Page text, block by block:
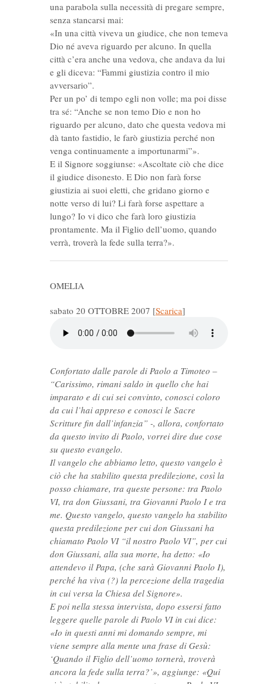
una parabola sulla necessità di pregare sempre,
senza stancarsi mai:
«In una città viveva un giudice, che non temeva
Dio né aveva riguardo per alcuno. In quella
città c’era anche una vedova, che andava da lui
e gli diceva: “Fammi giustizia contro il mio
avversario”.
Per un po’ di tempo egli non volle; ma poi disse
tra sé: “Anche se non temo Dio e non ho
riguardo per alcuno, dato che questa vedova mi
dà tanto fastidio, le farò giustizia perché non
venga continuamente a importunarmi”».
E il Signore soggiunse: «Ascoltate ciò che dice
il giudice disonesto. E Dio non farà forse
giustizia ai suoi eletti, che gridano giorno e
notte verso di lui? Li farà forse aspettare a
lungo? Io vi dico che farà loro giustizia
prontamente. Ma il Figlio dell’uomo, quando
verrà, troverà la fede sulla terra?».
OMELIA
sabato 20 OTTOBRE 2007 [Scarica]
Confortato dalle parole di Paolo a Timoteo –
“Carissimo, rimani saldo in quello che hai
imparato e di cui sei convinto, conosci coloro
da cui l’hai appreso e conosci le Sacre
Scritture fin dall’infanzia” -, allora, confortato
da questo invito di Paolo, vorrei dire due cose
su questo evangelo.
Il vangelo che abbiamo letto, questo vangelo è
ciò che ha stabilito questa predilezione, così la
posso chiamare, tra queste persone: tra Paolo
VI, tra don Giussani, tra Giovanni Paolo I e tra
me. Questo vangelo, questo vangelo ha stabilito
questa predilezione per cui don Giussani ha
chiamato Paolo VI “il nostro Paolo VI”, per cui
don Giussani, alla sua morte, ha detto: «Io
attendevo il Papa, (che sarà Giovanni Paolo I),
perché ha viva (?) la percezione della tragedia
in cui versa la Chiesa del Signore».
E poi nella stessa intervista, dopo essersi fatto
leggere quelle parole di Paolo VI in cui dice:
«Io in questi anni mi domando sempre, mi
viene sempre alla mente una frase di Gesù:
‘Quando il Figlio dell’uomo tornerà, troverà
ancora la fede sulla terra?’», aggiunge: «Qui